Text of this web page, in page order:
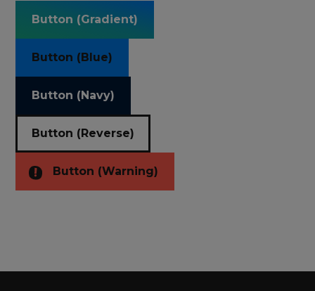
Button (Gradient)
Button (Blue)
Button (Navy)
Button (Reverse)
Button (Warning)